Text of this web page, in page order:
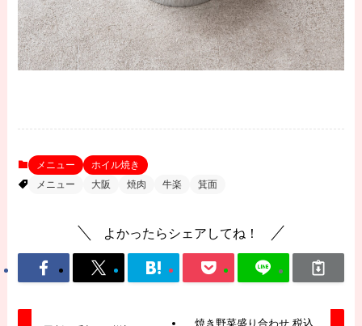
メニュー
ホイル焼き
メニュー
大阪 焼肉 牛楽 箕面
よかったらシェアしてね！
焼き野菜盛り合わせ 税込